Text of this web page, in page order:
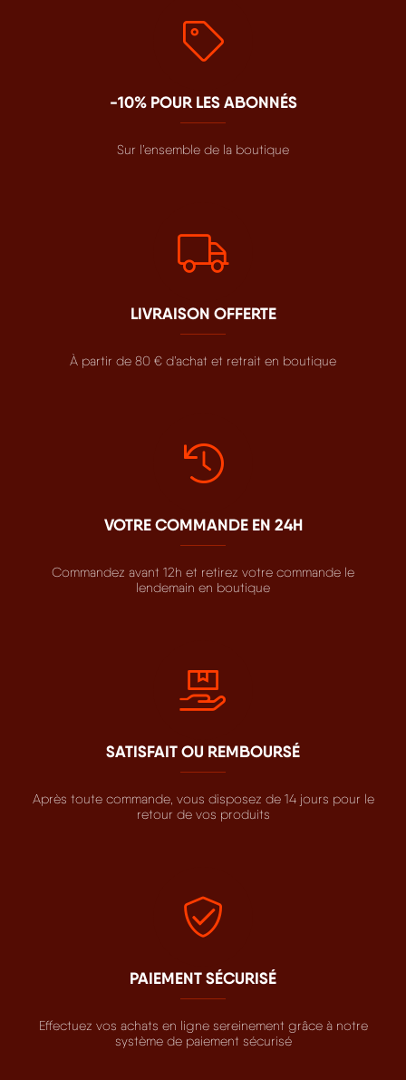
-10% POUR LES ABONNÉS
Sur l’ensemble de la boutique
LIVRAISON OFFERTE
À partir de 80 € d’achat et retrait en boutique
VOTRE COMMANDE EN 24H
Commandez avant 12h et retirez votre commande le
lendemain en boutique
SATISFAIT OU REMBOURSÉ
Après toute commande, vous disposez de 14 jours pour le
retour de vos produits
PAIEMENT SÉCURISÉ
Effectuez vos achats en ligne sereinement grâce à notre
système de paiement sécurisé